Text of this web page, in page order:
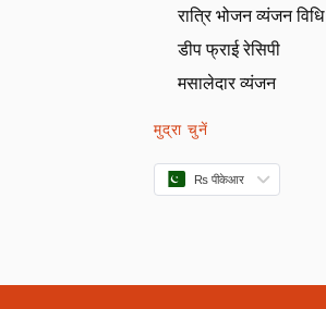
रात्रि भोजन व्यंजन विधि
डीप फ्राई रेसिपी
मसालेदार व्यंजन
मुद्रा चुनें
₨ पीकेआर